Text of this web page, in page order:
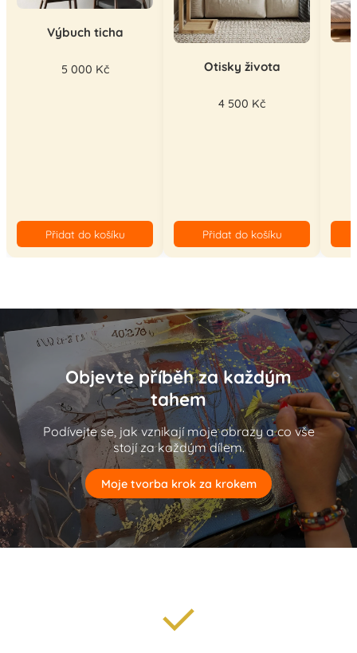
Výbuch ticha
5 000 Kč
Přidat do košíku
Otisky života
4 500 Kč
Přidat do košíku
Objevte příběh za každým
tahem
Podívejte se, jak vznikají moje obrazy a co vše
stojí za každým dílem.
Moje tvorba krok za krokem